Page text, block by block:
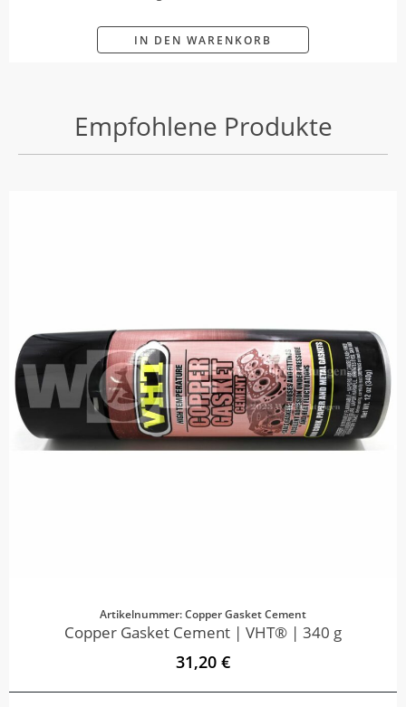
IN DEN WARENKORB
Empfohlene Produkte
Artikelnummer: Copper Gasket Cement
Copper Gasket Cement | VHT® | 340 g
31,20 €